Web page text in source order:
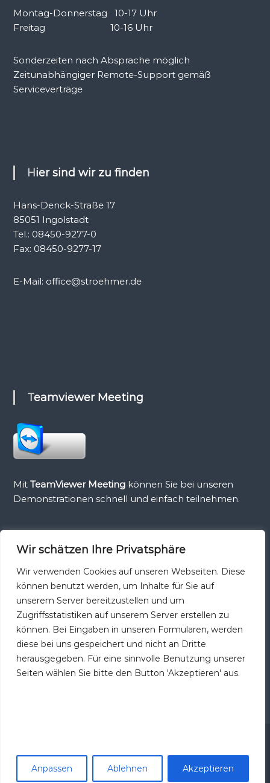
Wir schätzen Ihre Privatsphäre
Wir verwenden Cookies auf unseren Webseiten. Diese
können benutzt werden, um Inhalte für Sie auf
unserem Server bereitzustellen und um
Zugriffsstatistiken auf unserem Server erstellen zu
können. Bei Eingaben in unseren Formularen, werden
diese bei uns gespeichert und nicht an Dritte
herausgegeben. Für eine sinnvolle Benutzung unserer
Seiten wählen Sie bitte den Button 'Akzeptieren' aus.
Anpassen Ablehnen Akzeptieren
Montag-Donnerstag 10-17 Uhr
Freitag 10-16 Uhr
Sonderzeiten nach Absprache möglich
Zeitunabhängiger Remote-Support gemäß
Serviceverträge
Hier sind wir zu finden
Hans-Denck-Straße 17
85051 Ingolstadt
Tel.: 08450-9277-0
Fax: 08450-9277-17
E-Mail: office@stroehmer.de
Teamviewer Meeting
MitTeamViewer Meeting können Sie bei unseren
Demonstrationen schnell und einfach teilnehmen.
Teamviewer Host
TeamViewer Hostist die ideale Lösung für Monitoring,
Serverwartung oder Zugriff auf einen PC oder Mac im
Büro und Zuhause, die bereits beim Systemstart
geladen wird.
Startseite Impressum Datenschutz